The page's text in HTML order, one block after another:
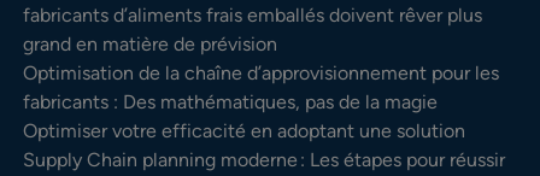
fabricants d’aliments frais emballés doivent rêver plus
grand en matière de prévision
Optimisation de la chaîne d’approvisionnement pour les
fabricants : Des mathématiques, pas de la magie
Optimiser votre efficacité en adoptant une solution
Supply Chain planning moderne : Les étapes pour réussir